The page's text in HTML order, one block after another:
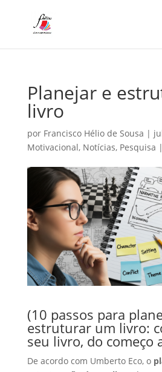
Planejar e
livro
por Francisco Hélio de Sousa |
Motivacional, Notícias, Pesquisa |
(10 passos para
estruturar um livro:
seu livro, do começo
De acordo com Umberto Eco, o